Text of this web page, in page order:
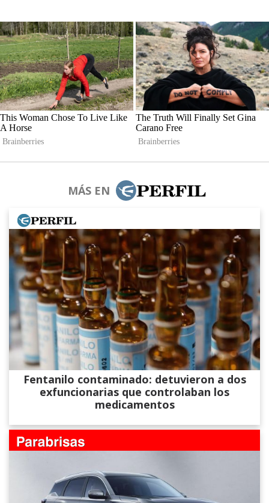
MÁS EN
Fentanilo contaminado: detuvieron a dos
exfuncionarias que controlaban los
medicamentos